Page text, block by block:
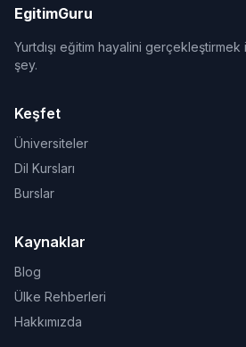
EgitimGuru
Yurtdışı eğitim hayalini
şey.
Keşfet
Üniversiteler
Dil Kursları
Burslar
Kaynaklar
Blog
Ülke Rehberleri
Hakkımızda